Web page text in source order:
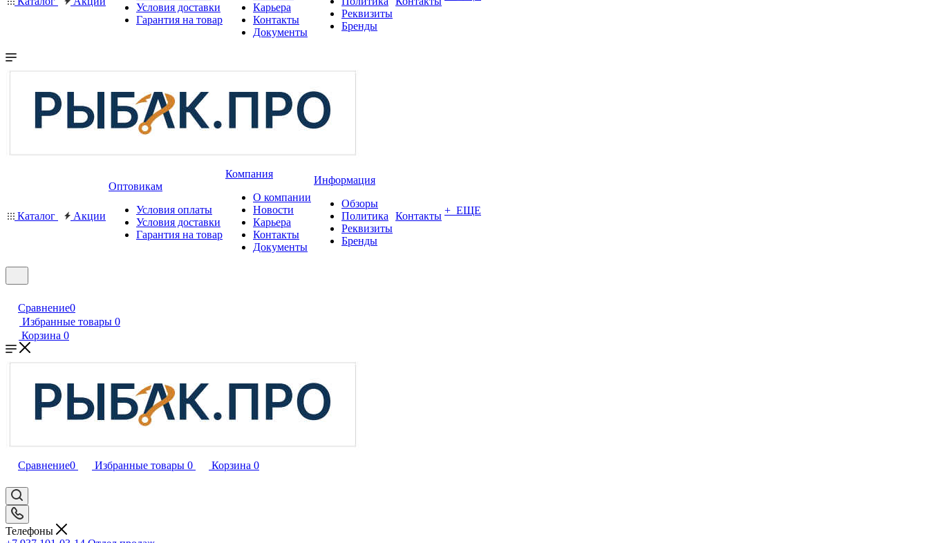
Условия доставки
Гарантия на товар
Карьера
Контакты
Документы
Реквизиты
Бренды
Каталог Акции
Оптовикам
Условия оплаты
Условия доставки
Гарантия на товар
Компания
О компании
Новости
Карьера
Контакты
Документы
Информация
Обзоры
Политика
Реквизиты
Бренды
Контакты + ЕЩЕ
Сравнение0
Избранные товары 0
Корзина 0
Сравнение0 Избранные товары 0 Корзина 0
Телефоны